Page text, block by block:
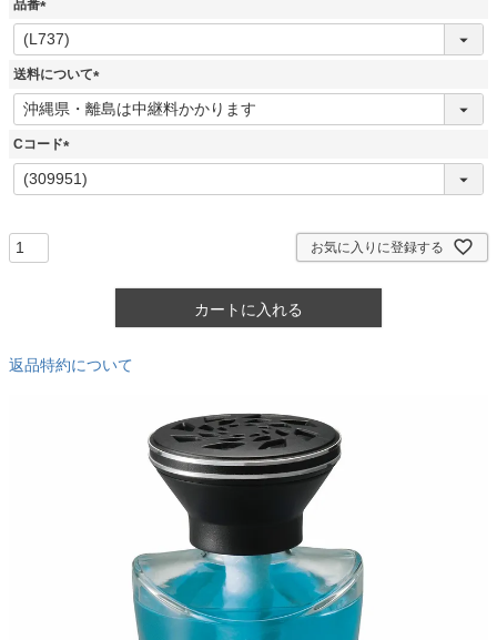
品番
(
必
須
送料について
(
必
Cコード
(
必
お気に入りに登録する
カートに入れる
返品特約について